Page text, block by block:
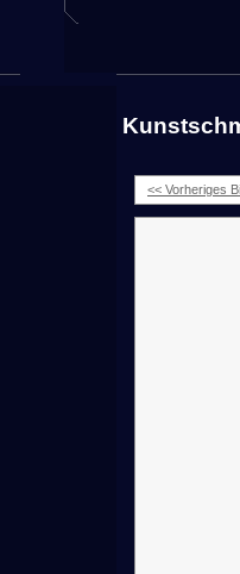
<< Vorheriges